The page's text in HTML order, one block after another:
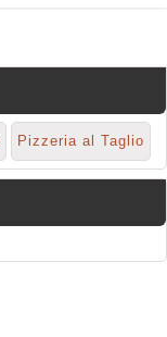
Pizzeria al Taglio